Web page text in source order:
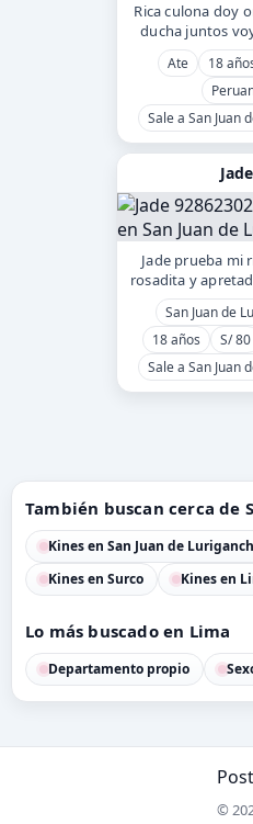
Rica culona doy
ducha juntos
Ate 18
Sale a San Juan
Jade
Jade prueba mi
rosadita y
San Juan de
18 años
S/ 80
Sale a San Juan
También buscan cerca de
Kines en San Juan de
Kines en Surco
Kines en
Lo más buscado en Lima
Departamento propio
©